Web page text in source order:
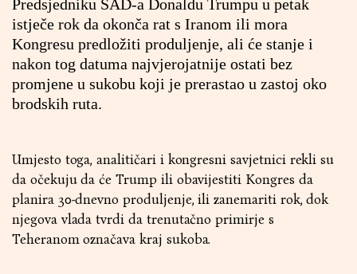
Predsjedniku SAD-a Donaldu Trumpu u petak
istječe rok da okonča rat s Iranom ili mora
Kongresu predložiti produljenje, ali će stanje i
nakon tog datuma najvjerojatnije ostati bez
promjene u sukobu koji je prerastao u zastoj oko
brodskih ruta.
Umjesto toga, analitičari i kongresni savjetnici rekli su
da očekuju da će Trump ili obavijestiti Kongres da
planira 30-dnevno produljenje, ili zanemariti rok, dok
njegova vlada tvrdi da trenutačno primirje s
Teheranom označava kraj sukoba.